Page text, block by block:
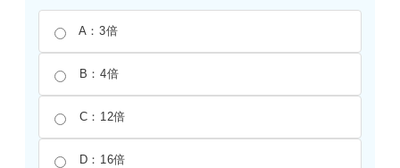
A：3倍
B：4倍
C：12倍
D：16倍